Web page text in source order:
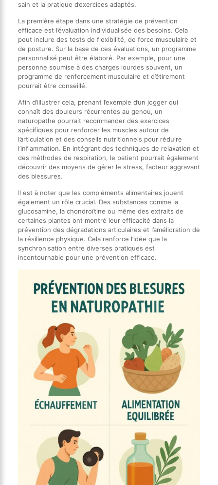
sain et la pratique d’exercices adaptés.
La première étape dans une stratégie de prévention
efficace est l’évaluation individualisée des besoins. Cela
peut inclure des tests de flexibilité, de force musculaire et
de posture. Sur la base de ces évaluations, un programme
personnalisé peut être élaboré. Par exemple, pour une
personne soumise à des charges lourdes souvent, un
programme de renforcement musculaire et d’étirement
pourrait être conseillé.
Afin d’illustrer cela, prenant l’exemple d’un jogger qui
connaît des douleurs récurrentes au genou, un
naturopathe pourrait recommander des exercices
spécifiques pour renforcer les muscles autour de
l’articulation et des conseils nutritionnels pour réduire
l’inflammation. En intégrant des techniques de relaxation et
des méthodes de respiration, le patient pourrait également
découvrir des moyens de gérer le stress, facteur aggravant
des blessures.
Il est à noter que les compléments alimentaires jouent
également un rôle crucial. Des substances comme la
glucosamine, la chondroïtine ou même des extraits de
certaines plantes ont montré leur efficacité dans la
prévention des dégradations articulaires et l’amélioration de
la résilience physique. Cela renforce l’idée que la
synchronisation entre diverses pratiques est
incontournable pour une prévention efficace.